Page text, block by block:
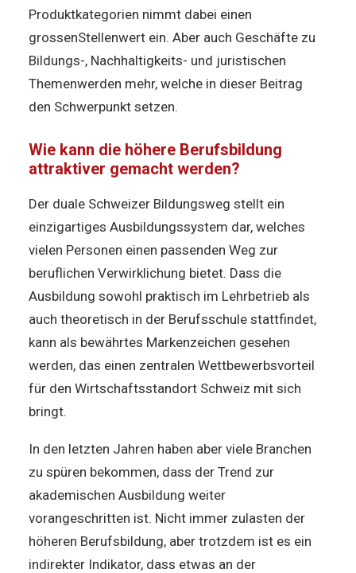
Produktkategorien nimmt dabei einen
grossenStellenwert ein. Aber auch Geschäfte zu
Bildungs-, Nachhaltigkeits- und juristischen
Themenwerden mehr, welche in dieser Beitrag
den Schwerpunkt setzen.
Wie kann die höhere Berufsbildung
attraktiver gemacht werden?
Der duale Schweizer Bildungsweg stellt ein
einzigartiges Ausbildungssystem dar, welches
vielen Personen einen passenden Weg zur
beruflichen Verwirklichung bietet. Dass die
Ausbildung sowohl praktisch im Lehrbetrieb als
auch theoretisch in der Berufsschule stattfindet,
kann als bewährtes Markenzeichen gesehen
werden, das einen zentralen Wettbewerbsvorteil
für den Wirtschaftsstandort Schweiz mit sich
bringt.
In den letzten Jahren haben aber viele Branchen
zu spüren bekommen, dass der Trend zur
akademischen Ausbildung weiter
vorangeschritten ist. Nicht immer zulasten der
höheren Berufsbildung, aber trotzdem ist es ein
indirekter Indikator, dass etwas an der